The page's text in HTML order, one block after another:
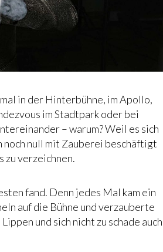
in der Hinterbühne, im Apollo,
im Stadtpark oder bei
– warum? Weil es sich
noch null mit Zauberei beschäftigt
zu verzeichnen.
fand. Denn jedes Mal kam ein
auf die Bühne und verzauberte
und sich nicht zu schade auch